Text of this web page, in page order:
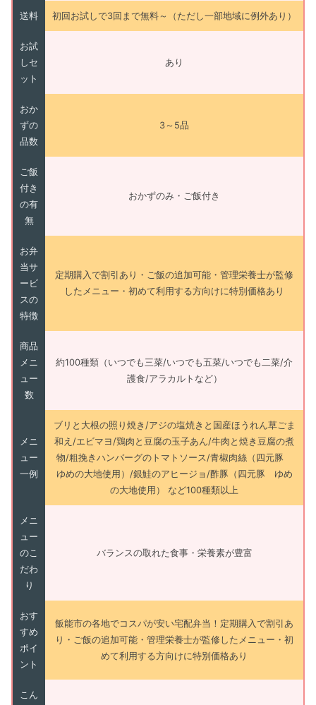
送料 初回お試しで3回まで無料～（ただし一部地域に例外あり）
お試
しセ
ット
あり
おか
ずの
品数
3～5品
ご飯
付き
の有
無
おかずのみ・ご飯付き
お弁
当サ
ービ
スの
特徴
定期購入で割引あり・ご飯の追加可能・管理栄養士が監修
したメニュー・初めて利用する方向けに特別価格あり
商品
メニ
ュー
数
約100種類（いつでも三菜/いつでも五菜/いつでも二菜/介
護食/アラカルトなど）
メニ
ュー
一例
ブリと大根の照り焼き/アジの塩焼きと国産ほうれん草ごま
和え/エビマヨ/鶏肉と豆腐の玉子あん/牛肉と焼き豆腐の煮
物/粗挽きハンバーグのトマトソース/青椒肉絲（四元豚
ゆめの大地使用）/銀鮭のアヒージョ/酢豚（四元豚 ゆめ
の大地使用） など100種類以上
メニ
ュー
のこ
だわ
り
バランスの取れた食事・栄養素が豊富
おす
すめ
ポイ
ント
飯能市の各地でコスパが安い宅配弁当！定期購入で割引あ
り・ご飯の追加可能・管理栄養士が監修したメニュー・初
めて利用する方向けに特別価格あり
こん